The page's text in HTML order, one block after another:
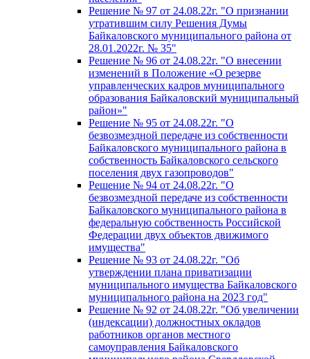
Решение № 97 от 24.08.22г. "О признании
утратившим силу Решения Думы
Байкаловского муниципального района от
28.01.2022г. № 35"
Решение № 96 от 24.08.22г. "О внесении
изменений в Положение «О резерве
управленческих кадров муниципального
образования Байкаловский муниципальный
район»"
Решение № 95 от 24.08.22г. "О
безвозмездной передаче из собственности
Байкаловского муниципального района в
собственность Байкаловского сельского
поселения двух газопроводов"
Решение № 94 от 24.08.22г. "О
безвозмездной передаче из собственности
Байкаловского муниципального района в
федеральную собственность Российской
Федерации двух объектов движимого
имущества"
Решение № 93 от 24.08.22г. "Об
утверждении плана приватизации
муниципального имущества Байкаловского
муниципального района на 2023 год"
Решение № 92 от 24.08.22г. "Об увеличении
(индексации) должностных окладов
работников органов местного
самоуправления Байкаловского